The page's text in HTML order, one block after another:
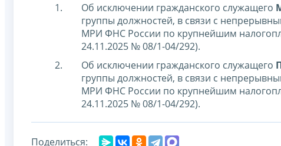
Об исключении гражданского служащего
группы должностей, в связи с
МРИ ФНС России по крупнейшим
24.11.2025 № 08/1-04/292).
Об исключении гражданского служащего
группы должностей, в связи с
МРИ ФНС России по крупнейшим
24.11.2025 № 08/1-04/292).
Поделиться: